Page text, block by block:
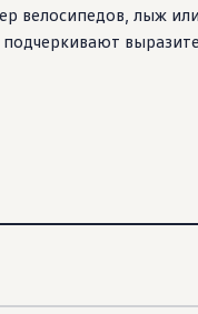
велосипедов, лыж